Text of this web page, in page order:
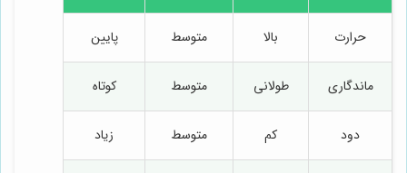
حرارت بالا متوسط پایین
ماندگاری طولانی متوسط کوتاه
دود کم متوسط زیاد